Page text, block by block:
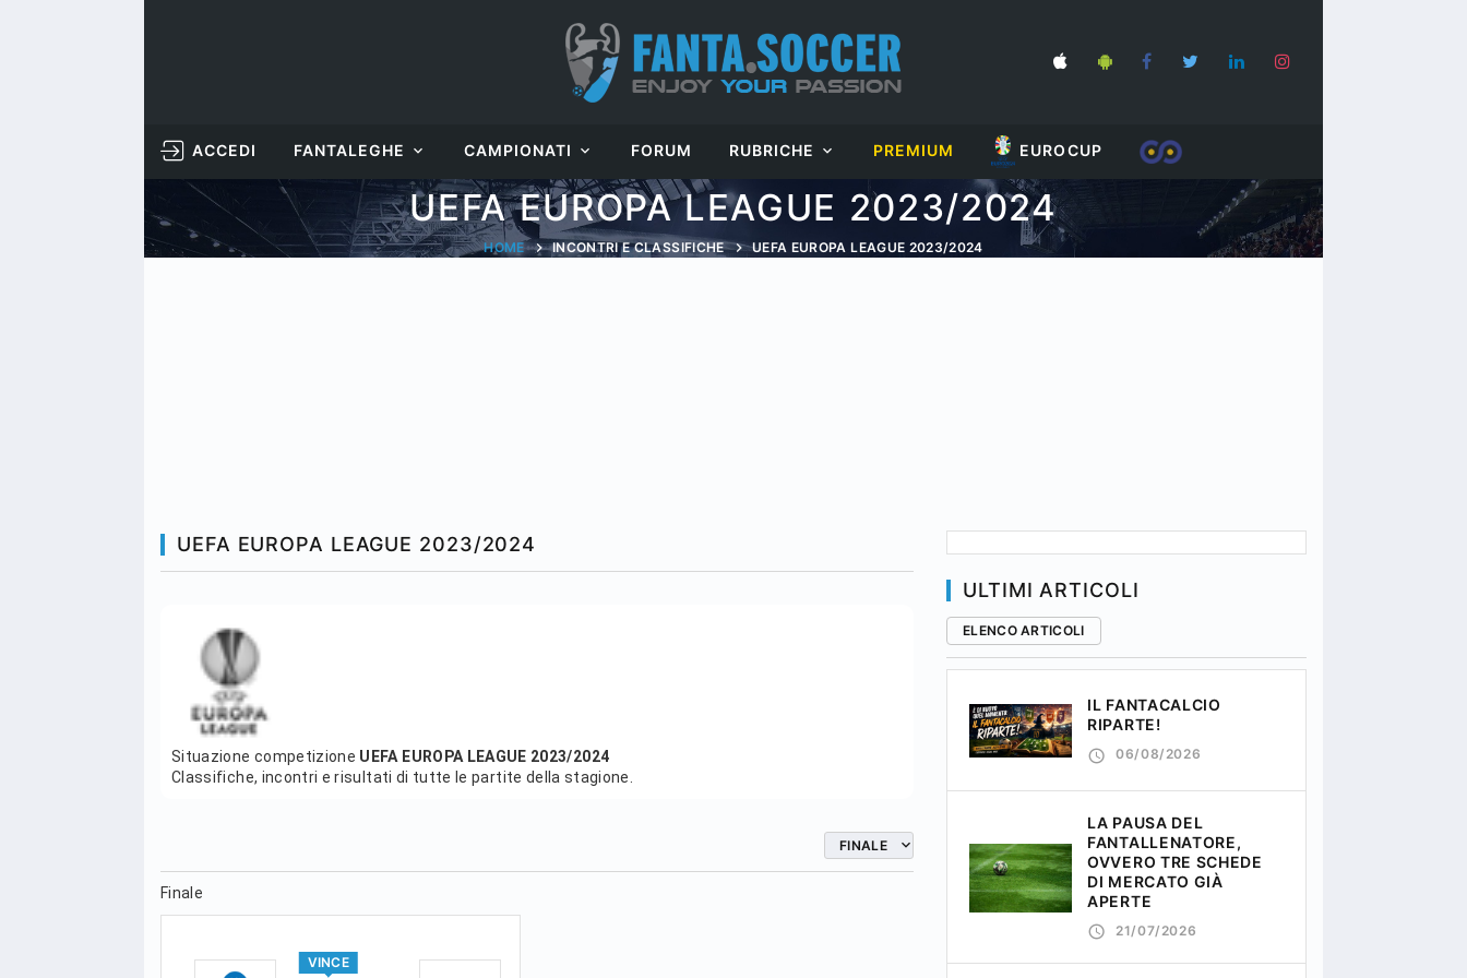
ACCEDI FANTALEGHE CAMPIONATI FORUM RUBRICHE PREMIUM EUROCUP
UEFA EUROPA LEAGUE 2023/2024
HOME INCONTRI E CLASSIFICHE UEFA EUROPA LEAGUE 2023/2024
UEFA EUROPA LEAGUE 2023/2024
Situazione competizione UEFA EUROPA LEAGUE 2023/2024
Classifiche, incontri e risultati di tutte le partite della stagione.
FINALE
Finale
VINCE
ULTIMI ARTICOLI
ELENCO ARTICOLI
IL FANTACALCIO
RIPARTE!
06/08/2026
LA PAUSA DEL
FANTALLENATORE,
OVVERO TRE SCHEDE
DI MERCATO GIÀ
APERTE
21/07/2026